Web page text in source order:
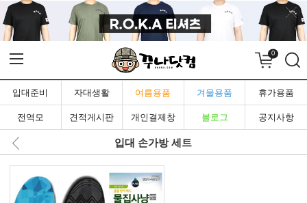
0
입대준비 자대생활 여름용품 겨울용품 휴가용품
전역모 견적게시판 개인결제창 블로그 공지사항
입대 손가방 세트